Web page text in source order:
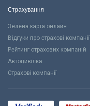
Страхування
Зелена карта онлайн
Відгуки про страхові компанії
Рейтинг страхових компаній
Автоцивілка
Страхові компанії